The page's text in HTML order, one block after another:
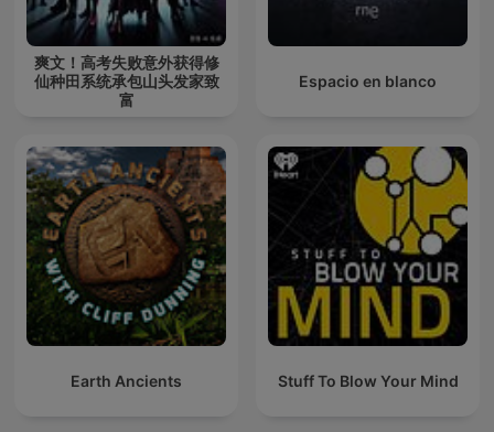
爽文！高考失败意外获得修
仙种田系统承包山头发家致
富
Espacio en blanco
Earth Ancients Stuff To Blow Your Mind